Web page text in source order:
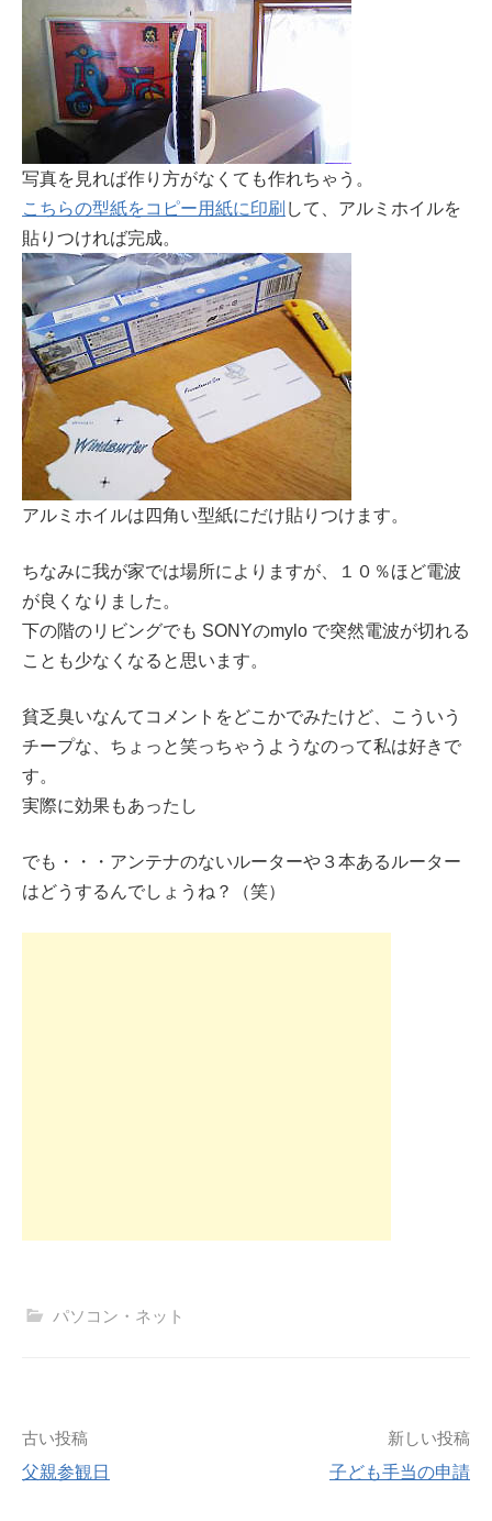
写真を見れば作り方がなくても作れちゃう。
こちらの型紙をコピー用紙に印刷 して、アルミホイルを
貼りつければ完成。
アルミホイルは四角い型紙にだけ貼りつけます。
ちなみに我が家では場所によりますが、１０％ほど電波
が良くなりました。
下の階のリビングでも SONYのmylo で突然電波が切れる
ことも少なくなると思います。
貧乏臭いなんてコメントをどこかでみたけど、こういう
チープな、ちょっと笑っちゃうようなのって私は好きで
す。
実際に効果もあったし
でも・・・アンテナのないルーターや３本あるルーター
はどうするんでしょうね？（笑）
パソコン・ネット
投
稿
古い投稿
父親参観日
新しい投稿
子ども手当の申請